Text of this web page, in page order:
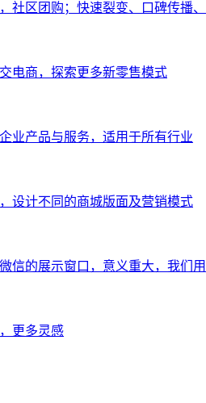
社区团购；快速裂变、口碑传播
电商，探索更多新零售模式
业产品与服务，适用于所有行业
设计不同的商城版面及营销模式
信的展示窗口，意义重大，我们
更多灵感